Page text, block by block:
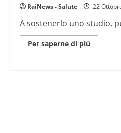
RaiNews - Salute 22
A sostenerlo uno studio,
Per saperne di più